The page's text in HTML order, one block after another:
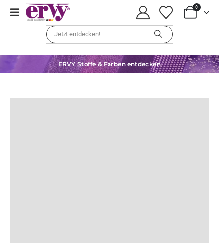
0
ERVY Stoffe & Farben entdecken